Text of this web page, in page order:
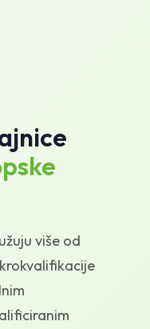
više od